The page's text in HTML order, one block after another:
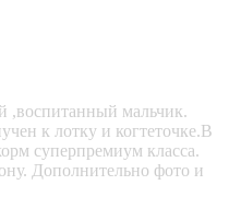
,воспитанный мальчик.
к лотку и когтеточке.В
суперпремиум класса.
Дополнительно фото и